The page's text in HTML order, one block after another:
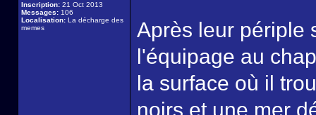
Inscription: 21 Oct 2013
Messages: 106
Localisation: La décharge des
memes
Après leur périple
l'équipage au
la surface où il
noirs et une mer